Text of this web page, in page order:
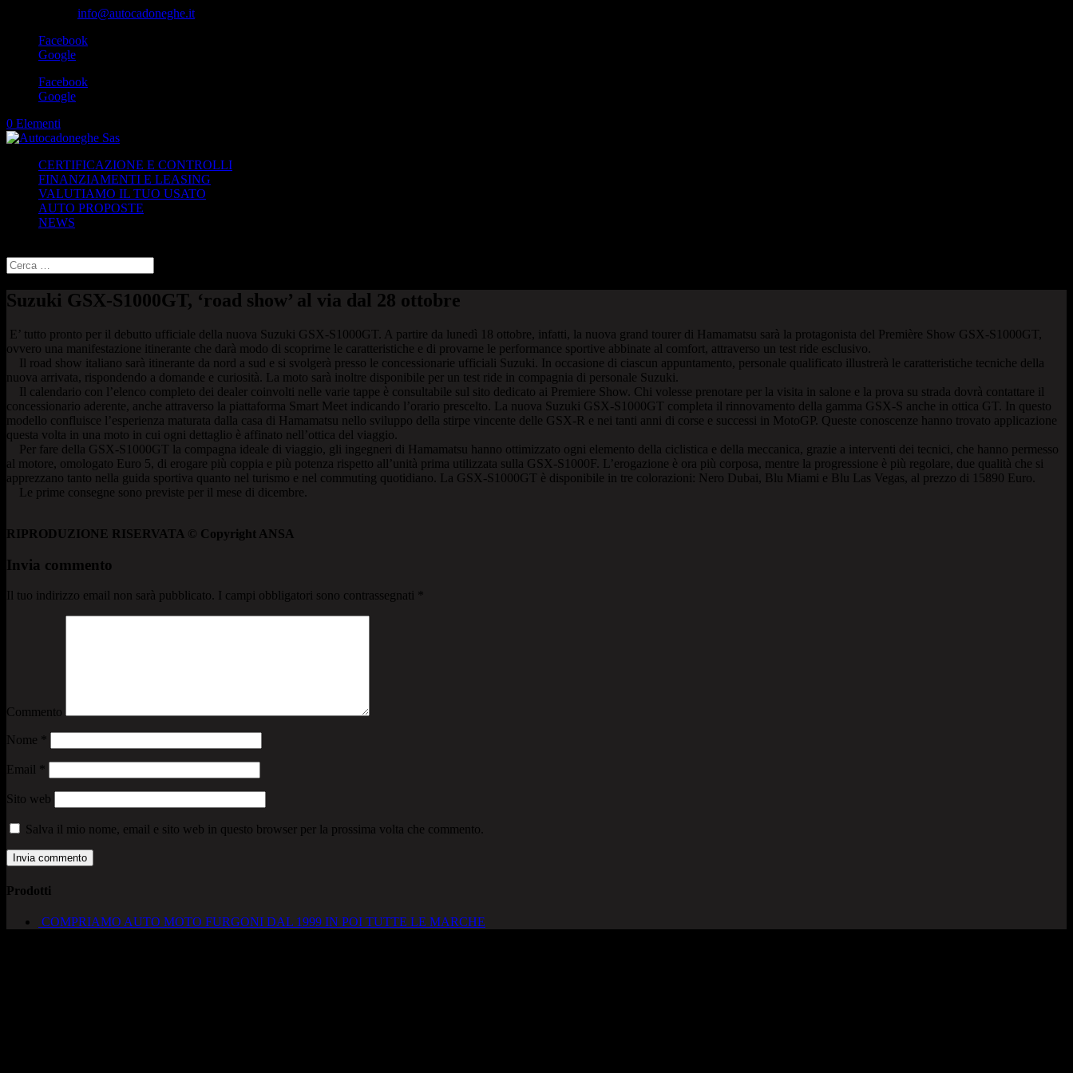
info@autocadoneghe.it
Facebook
Google
Facebook
Google
0 Elementi
CERTIFICAZIONE E CONTROLLI
FINANZIAMENTI E LEASING
VALUTIAMO IL TUO USATO
AUTO PROPOSTE
NEWS
Suzuki GSX-S1000GT, ‘road show’ al via dal 28 ottobre
E’ tutto pronto per il debutto ufficiale della nuova Suzuki GSX-S1000GT. A partire da lunedì 18 ottobre, infatti, la nuova grand tourer di Hamamatsu sarà la protagonista del Première Show GSX-S1000GT,
ovvero una manifestazione itinerante che darà modo di scoprirne le caratteristiche e di provarne le performance sportive abbinate al comfort, attraverso un test ride esclusivo.
Il road show italiano sarà itinerante da nord a sud e si svolgerà presso le concessionarie ufficiali Suzuki. In occasione di ciascun appuntamento, personale qualificato illustrerà le caratteristiche tecniche della
nuova arrivata, rispondendo a domande e curiosità. La moto sarà inoltre disponibile per un test ride in compagnia di personale Suzuki.
Il calendario con l’elenco completo dei dealer coinvolti nelle varie tappe è consultabile sul sito dedicato ai Premiere Show. Chi volesse prenotare per la visita in salone e la prova su strada dovrà contattare il
concessionario aderente, anche attraverso la piattaforma Smart Meet indicando l’orario prescelto. La nuova Suzuki GSX-S1000GT completa il rinnovamento della gamma GSX-S anche in ottica GT. In questo
modello confluisce l’esperienza maturata dalla casa di Hamamatsu nello sviluppo della stirpe vincente delle GSX-R e nei tanti anni di corse e successi in MotoGP. Queste conoscenze hanno trovato applicazione
questa volta in una moto in cui ogni dettaglio è affinato nell’ottica del viaggio.
Per fare della GSX-S1000GT la compagna ideale di viaggio, gli ingegneri di Hamamatsu hanno ottimizzato ogni elemento della ciclistica e della meccanica, grazie a interventi dei tecnici, che hanno permesso
al motore, omologato Euro 5, di erogare più coppia e più potenza rispetto all’unità prima utilizzata sulla GSX-S1000F. L’erogazione è ora più corposa, mentre la progressione è più regolare, due qualità che si
apprezzano tanto nella guida sportiva quanto nel turismo e nel commuting quotidiano. La GSX-S1000GT è disponibile in tre colorazioni: Nero Dubai, Blu Miami e Blu Las Vegas, al prezzo di 15890 Euro.
Le prime consegne sono previste per il mese di dicembre.
RIPRODUZIONE RISERVATA © Copyright ANSA
Invia commento
Il tuo indirizzo email non sarà pubblicato. I campi obbligatori sono contrassegnati
Commento
Nome
Email
Sito web
Salva il mio nome, email e sito web in questo browser per la prossima volta che commento.
Prodotti
COMPRIAMO AUTO MOTO FURGONI DAL 1999 IN POI TUTTE LE MARCHE